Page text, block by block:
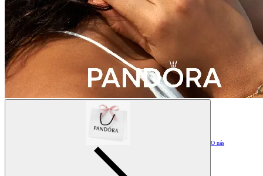
O nás